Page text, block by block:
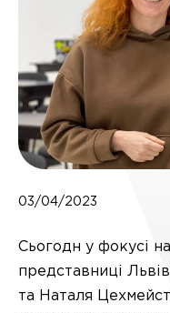
03/04/2023
Сьогодн у фокусі
представниці
та Наталя